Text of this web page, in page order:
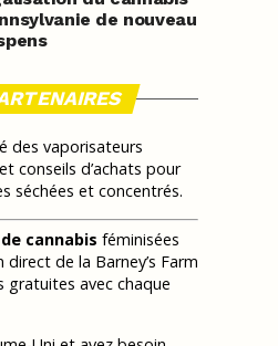
de nouveau
des vaporisateurs
conseils d’achats pour
séchées et concentrés.
cannabis féminisées
de la Barney’s Farm
gratuites avec chaque